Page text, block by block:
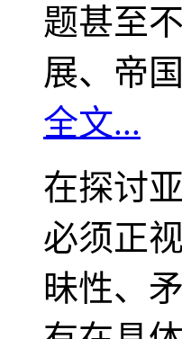
题甚至
展、帝
全文...
在探讨
必须正
昧性、